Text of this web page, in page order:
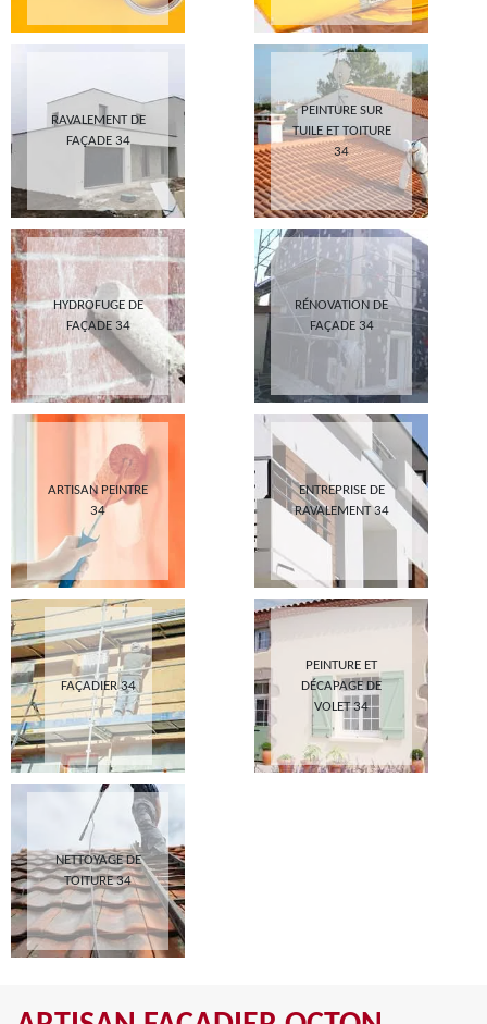
RAVALEMENT DE
FAÇADE 34
PEINTURE SUR
TUILE ET TOITURE
34
HYDROFUGE DE
FAÇADE 34
RÉNOVATION DE
FAÇADE 34
ARTISAN PEINTRE
34
ENTREPRISE DE
RAVALEMENT 34
FAÇADIER 34
PEINTURE ET
DÉCAPAGE DE
VOLET 34
NETTOYAGE DE
TOITURE 34